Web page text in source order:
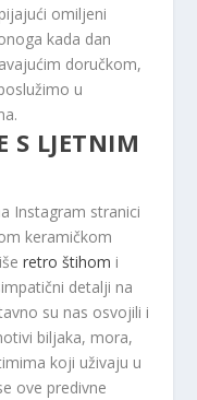
omiljeni
kada dan
doručkom,
u
S LJETNIM
Instagram stranici
keramičkom
retro štihom i
detalji na
su nas osvojili i
biljaka, mora,
koji uživaju u
ove predivne